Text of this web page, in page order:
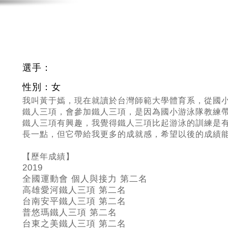
選手：
性別：女
我叫黃于嫣，現在就讀於台灣師範大學體育系，從國
鐵人三項，會參加鐵人三項，是因為國小游泳隊教練
鐵人三項有興趣，我覺得鐵人三項比起游泳的訓練是
長一點，但它帶給我更多的成就感，希望以後的成績
【歷年成績】
2019
全國運動會 個人與接力 第二名
高雄愛河鐵人三項 第二名
台南安平鐵人三項 第二名
普悠瑪鐵人三項 第二名
台東之美鐵人三項 第二名